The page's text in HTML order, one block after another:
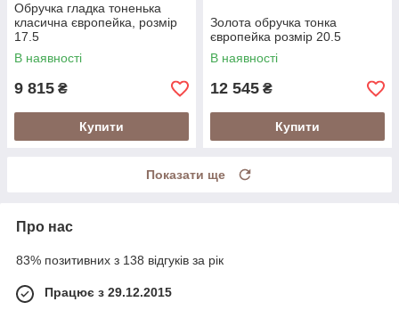
Обручка гладка тоненька
класична європейка, розмір
17.5
В наявності
9 815 ₴
Купити
Золота обручка тонка
європейка розмір 20.5
В наявності
12 545 ₴
Купити
Показати ще
Про нас
83% позитивних з 138 відгуків за рік
Працює з 29.12.2015